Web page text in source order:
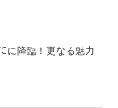
に降臨！更なる魅力